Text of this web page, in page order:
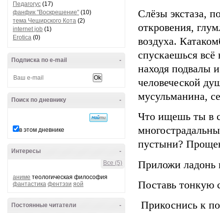
Педагогус (17)
фанфик "Воскрешение" (10)
тема Чеширского Кота (2)
internet job (1)
Erotica (0)
-
Подписка по e-mail
-
Поиск по дневнику
в этом дневнике
-
Интересы
Все (5)
аниме теологическая философия
фантастика фентэзи яой
-
Постоянные читатели
Слёзы экстаза,
откровения,
воздуха.
спускаешься
находя подвалы
человеческой
мусульманина,
Что ищешь ты в
пустыни?
Приложи ладонь
Поставь тонкую
Прикоснись к